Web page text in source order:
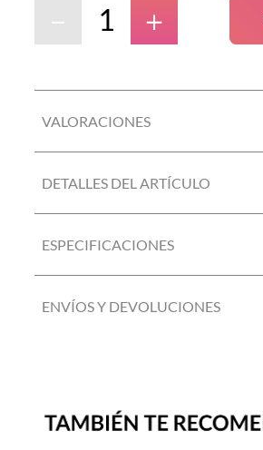
＋
－
VALORACIONES
DETALLES DEL ARTÍCULO
ESPECIFICACIONES
ENVÍOS Y DEVOLUCIONES